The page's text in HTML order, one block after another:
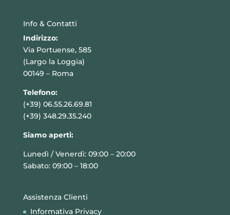
Info & Contatti
Indirizzo:
Via Portuense, 585
(Largo la Loggia)
00149 – Roma
Telefono:
(+39) 06.55.26.69.81
(+39) 348.29.35.240
Siamo aperti:
Lunedì / Venerdì: 09:00 – 20:00
Sabato: 09:00 – 18:00
Assistenza Clienti
Informativa Privacy